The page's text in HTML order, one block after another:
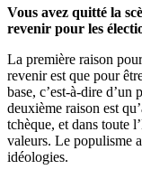
Vous avez quitté la
revenir pour les
La première raison
revenir est que pour
base, c’est-à-dire
deuxième raison est
tchèque, et dans toute
valeurs. Le populisme
idéologies.